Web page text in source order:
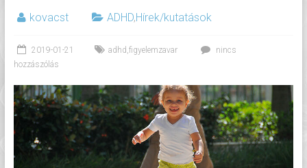
kovacst ADHD,Hírek/kutatások
2019-01-21 adhd ,figyelemzavar
nincs
hozzászólás